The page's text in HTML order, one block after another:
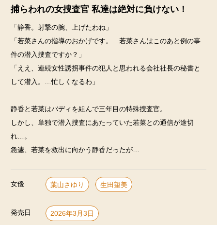
捕らわれの女捜査官 私達は絶対に負けない！
「静香。射撃の腕、上げたわね」
「若菜さんの指導のおかげです。…若菜さんはこのあと例の事
件の潜入捜査ですか？」
「ええ、連続女性誘拐事件の犯人と思われる会社社長の秘書と
して潜入。…忙しくなるわ」
静香と若菜はバディを組んで三年目の特殊捜査官。
しかし、単独で潜入捜査にあたっていた若菜との通信が途切
れ…。
急遽、若菜を救出に向かう静香だったが…
女優 葉山さゆり 生田望美
発売日 2026年3月3日